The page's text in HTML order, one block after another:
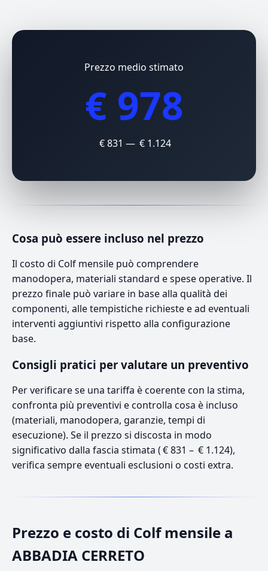
Prezzo medio stimato
€ 978
€ 831 — € 1.124
Cosa può essere incluso nel prezzo
Il costo di Colf mensile può comprendere
manodopera, materiali standard e spese operative. Il
prezzo finale può variare in base alla qualità dei
componenti, alle tempistiche richieste e ad eventuali
interventi aggiuntivi rispetto alla configurazione
base.
Consigli pratici per valutare un preventivo
Per verificare se una tariffa è coerente con la stima,
confronta più preventivi e controlla cosa è incluso
(materiali, manodopera, garanzie, tempi di
esecuzione). Se il prezzo si discosta in modo
significativo dalla fascia stimata ( € 831 – € 1.124),
verifica sempre eventuali esclusioni o costi extra.
Prezzo e costo di Colf mensile a
ABBADIA CERRETO